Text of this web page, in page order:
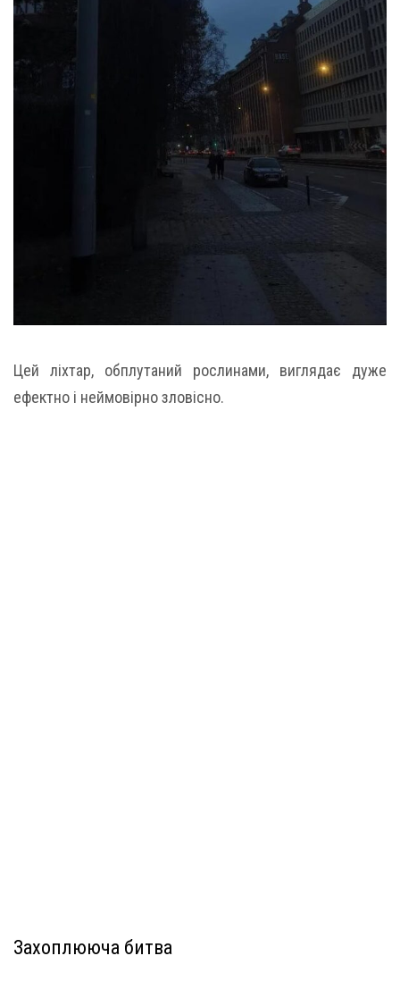
Цей ліхтар, обплутаний рослинами, виглядає дуже
ефектно і неймовірно зловісно.
Захоплююча битва